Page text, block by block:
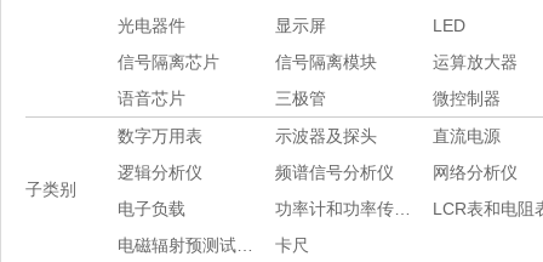
光电器件
显示屏
LED
信号隔离芯片
信号隔离模块
运算放大器
语音芯片
三极管 微控制器
子类别
数字万用表 示波器及探头
直流电源
逻辑分析仪
频谱信号分析仪
网络分析仪
电子负载
LCR表和电阻
卡尺